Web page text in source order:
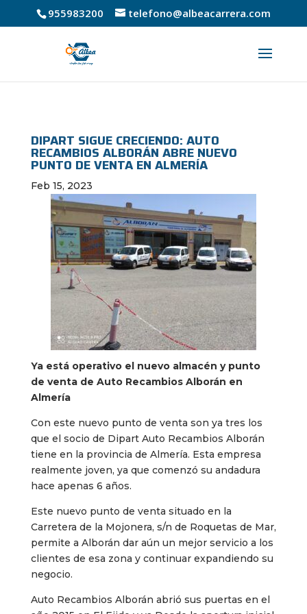
955983200 telefono@albeacarrera.com
DIPART SIGUE CRECIENDO: AUTO
RECAMBIOS ALBORÁN ABRE NUEVO
PUNTO DE VENTA EN ALMERÍA
Feb 15, 2023
Ya está operativo el nuevo almacén y punto
de venta de Auto Recambios Alborán en
Almería
Con este nuevo punto de venta son ya tres los
que el socio de Dipart Auto Recambios Alborán
tiene en la provincia de Almería. Esta empresa
realmente joven, ya que comenzó su andadura
hace apenas 6 años.
Este nuevo punto de venta situado en la
Carretera de la Mojonera, s/n de Roquetas de Mar,
permite a Alborán dar aún un mejor servicio a los
clientes de esa zona y continuar expandiendo su
negocio.
Auto Recambios Alborán abrió sus puertas en el